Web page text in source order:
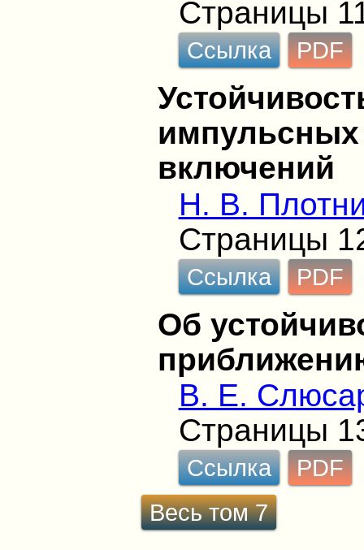
Страницы
Ссылка PDF
включений
Н. В.
Страницы
Ссылка PDF
Об
В. Е.
Страницы
Ссылка
PDF
Весь том 7